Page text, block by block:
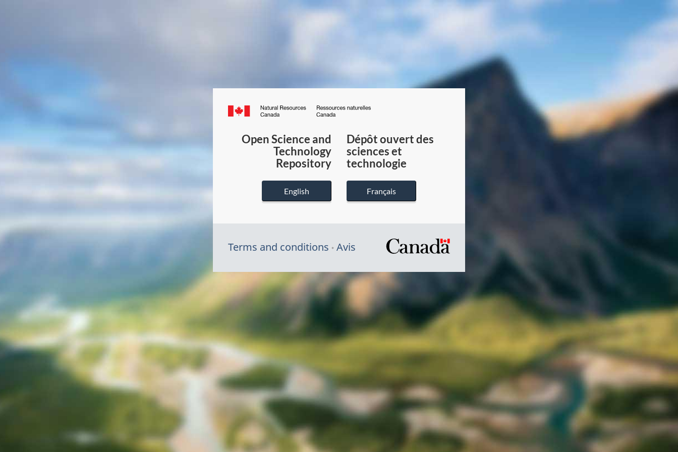
Canada.ca
du
Canada
Open Science and
Technology
Repository
English
Dépôt ouvert des
sciences et
technologie
Français
Terms and conditions Avis
/
gouvernement
du